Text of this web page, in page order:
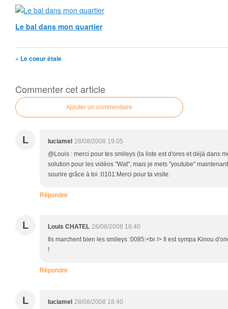
Le bal dans mon quartier
« Le coeur étale
Commenter cet article
Ajouter un commentaire
L luciamel 28/08/2008 19:05
@Louis : merci pour tes smileys (la liste est d'ores et déjà dans
solution pour les vidéos "Wat", mais je mets "youtube"
sourire grâce à toi :0101:Merci pour ta visite.
Répondre
L Louis CHATEL 28/08/2008 18:40
Ils marchent bien les smileys :0085:<br /> Il est sympa Kinou
!
Répondre
L luciamel 28/08/2008 18:40